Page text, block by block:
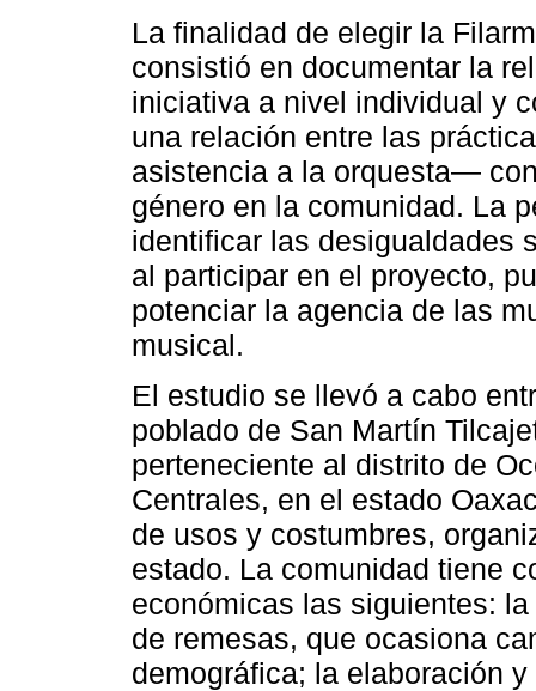
La finalidad de elegir la
consistió en documentar la
iniciativa a nivel individual y
una relación entre las
asistencia a la orquesta—
género en la comunidad. La
identificar las desigualdades
al participar en el proyecto,
potenciar la agencia de las
musical.
El estudio se llevó a cabo
poblado de San Martín
perteneciente al distrito de
Centrales, en el estado
de usos y costumbres,
estado. La comunidad tiene
económicas las siguientes:
de remesas, que ocasiona
demográfica; la elaboración